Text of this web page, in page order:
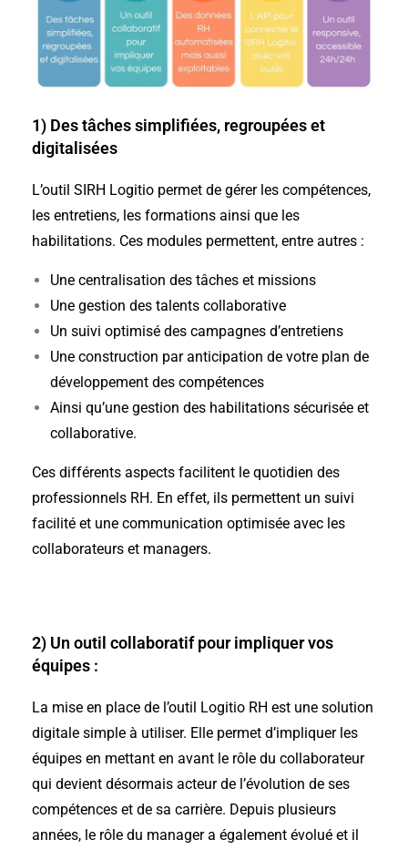
1) Des tâches simplifiées, regroupées et
digitalisées
L’outil SIRH Logitio permet de gérer les compétences,
les entretiens, les formations ainsi que les
habilitations. Ces modules permettent, entre autres :
Une centralisation des tâches et missions
Une gestion des talents collaborative
Un suivi optimisé des campagnes d’entretiens
Une construction par anticipation de votre plan de
développement des compétences
Ainsi qu’une gestion des habilitations sécurisée et
collaborative.
Ces différents aspects facilitent le quotidien des
professionnels RH. En effet, ils permettent un suivi
facilité et une communication optimisée avec les
collaborateurs et managers.
2) Un outil collaboratif pour impliquer vos
équipes :
La mise en place de l’outil Logitio RH est une solution
digitale simple à utiliser. Elle permet d’impliquer les
équipes en mettant en avant le rôle du collaborateur
qui devient désormais acteur de l’évolution de ses
compétences et de sa carrière. Depuis plusieurs
années, le rôle du manager a également évolué et il